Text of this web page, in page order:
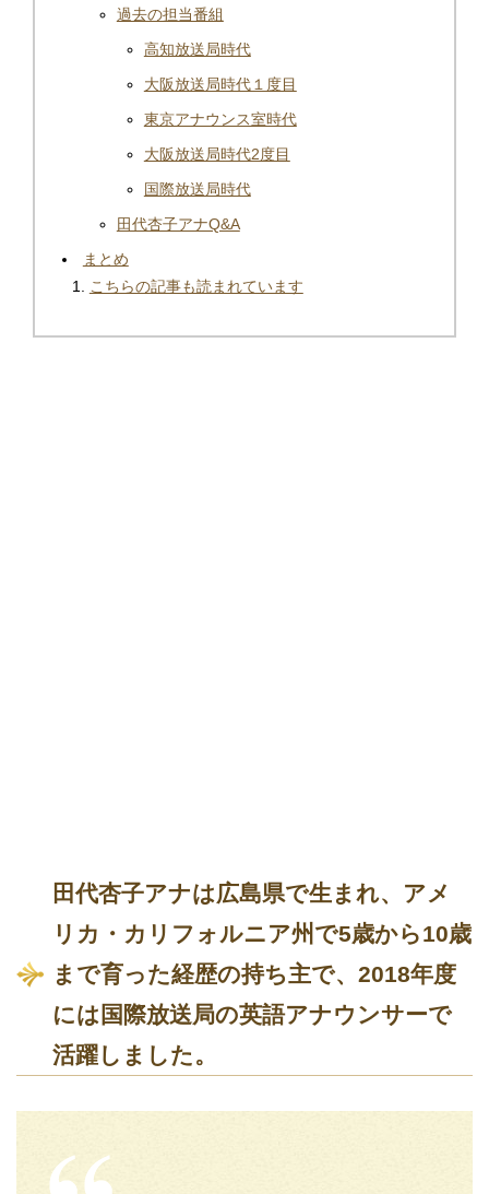
過去の担当番組
高知放送局時代
大阪放送局時代１度目
東京アナウンス室時代
大阪放送局時代2度目
国際放送局時代
田代杏子アナQ&A
まとめ
こちらの記事も読まれています
田代杏子アナは広島県で生まれ、アメ
リカ・カリフォルニア州で5歳から10歳
まで育った経歴の持ち主で、2018年度
には国際放送局の英語アナウンサーで
活躍しました。